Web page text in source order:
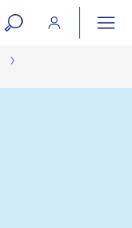
open
search
form